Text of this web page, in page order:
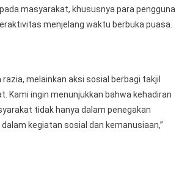
masyarakat, khususnya para pengguna
menjelang waktu berbuka puasa.
razia, melainkan aksi sosial berbagi takjil
Kami ingin menunjukkan bahwa kehadiran
tidak hanya dalam penegakan
kegiatan sosial dan kemanusiaan,”